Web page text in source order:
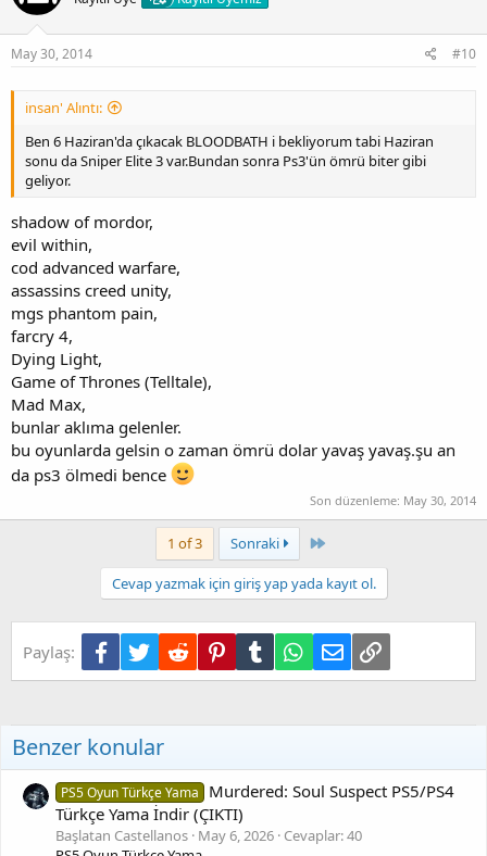
May 30, 2014 #10
insan' Alıntı:
Ben 6 Haziran'da çıkacak BLOODBATH i bekliyorum tabi Haziran
sonu da Sniper Elite 3 var.Bundan sonra Ps3'ün ömrü biter gibi
geliyor.
shadow of mordor,
evil within,
cod advanced warfare,
assassins creed unity,
mgs phantom pain,
farcry 4,
Dying Light,
Game of Thrones (Telltale),
Mad Max,
bunlar aklıma gelenler.
bu oyunlarda gelsin o zaman ömrü dolar yavaş yavaş.şu an
da ps3 ölmedi bence
Son düzenleme: May 30, 2014
1 of 3 Sonraki Son
Cevap yazmak için giriş yap yada kayıt ol.
Paylaş: Facebook
TwitterReddit PinterestTumblr WhatsApp
E-postaLink
Benzer konular
PS5 Oyun Türkçe Yama
Murdered: Soul Suspect PS5/PS4
Türkçe Yama İndir (ÇIKTI)
Başlatan Castellanos May 6, 2026 Cevaplar: 40